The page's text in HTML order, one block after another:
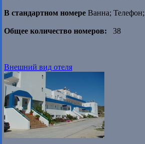
В стандартном номере Ванна;
Общее количество номеров: 38
Внешний вид отеля